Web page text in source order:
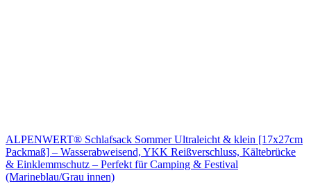
ALPENWERT® Schlafsack Sommer Ultraleicht & klein [17x27cm
Packmaß] – Wasserabweisend, YKK Reißverschluss, Kältebrücke
& Einklemmschutz – Perfekt für Camping & Festival
(Marineblau/Grau innen)